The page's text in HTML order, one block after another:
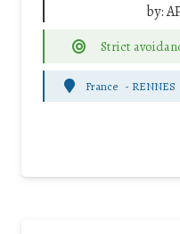
by:
Strict
France - RENNES